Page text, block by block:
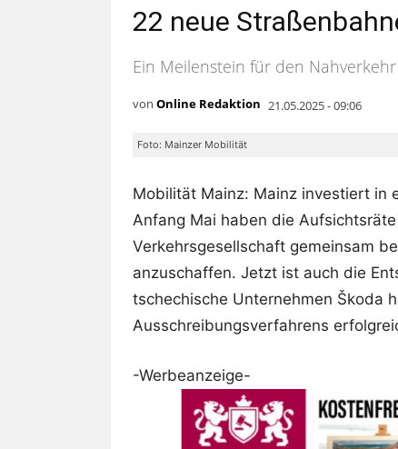
22 neue
Ein Meilenstein für den
von Online Redaktion 21.05.2025 - 09:06
Foto: Mainzer Mobilität
Mobilität Mainz: Mainz investiert in
Anfang Mai haben die
Verkehrsgesellschaft gemeinsam
anzuschaffen. Jetzt ist auch die
tschechische Unternehmen Škoda
Ausschreibungsverfahrens
-Werbeanzeige-